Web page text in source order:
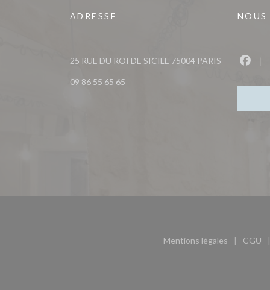
ADRESSE
25 RUE DU ROI DE SICILE 75004 PARIS((ouvre une
09 86 55 65 65
NOUS
Mentions légales
((ouvre une
CGU